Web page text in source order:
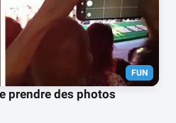
FUN
prendre des photos